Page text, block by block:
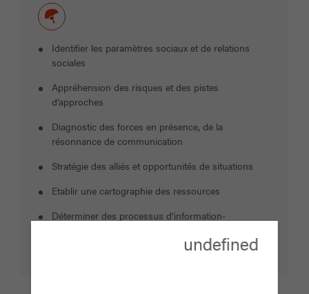
Identifier les paramètres sociaux et de relations
sociales
Appréhension des risques et des pistes
d’approches
Diagnostic des forces en présence, de la
résonnance de communication
Stratégie des alliés et opportunités de situations
Etablir une cartographie des ressources
Déterminer des processus d’information-
Déterminer un plan de communication sociale
undefined